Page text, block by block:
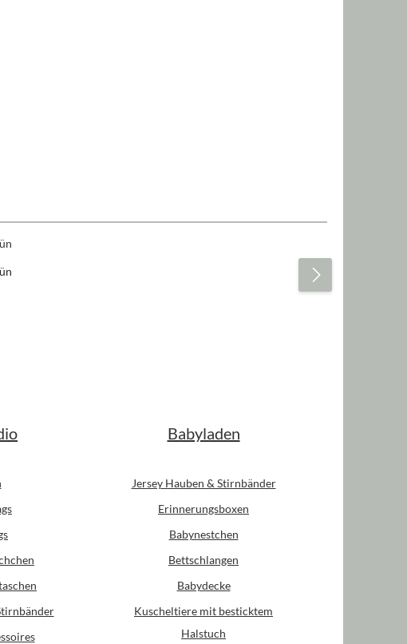
Babyladen
Jersey Hauben & Stirnbänder
Erinnerungsboxen
Babynestchen
Bettschlangen
Babydecke
Kuscheltiere mit besticktem
Halstuch